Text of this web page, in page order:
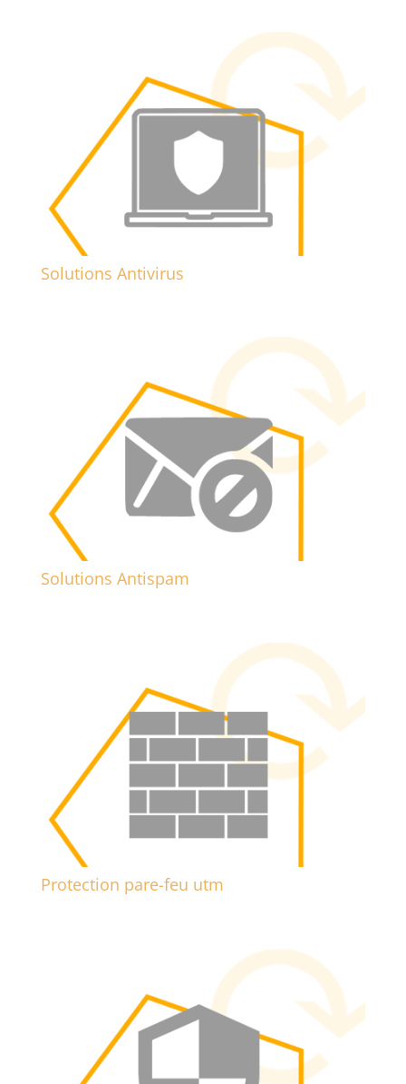
Solutions Antivirus
Solutions Antispam
Protection pare-feu utm